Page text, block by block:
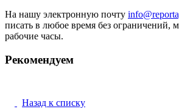
На нашу электронную почту
писать в любое время без ограничений,
рабочие часы.
Рекомендуем
Назад к списку